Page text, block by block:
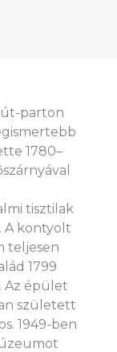
parton
1780–
tisztilak
A kontyolt
teljesen
1799
Az épület
született
1949-ben